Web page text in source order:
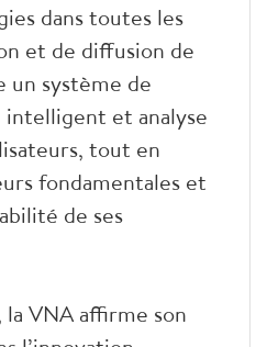
dans toutes les
et de diffusion de
système de
et analyse
tout en
fondamentales et
de ses
VNA affirme son